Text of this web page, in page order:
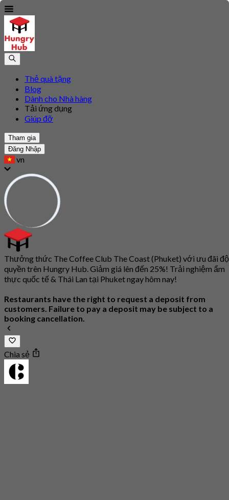
Thẻ quà tặng
Blog
Dành cho Nhà hàng
Tải ứng dụng
Giúp đỡ
Tham gia
Đăng Nhập
vn
Thưởng thức The Coffee Club The Coast (Phuket) với ưu đãi
quyền trên Hungry Hub. Giảm giá lên đến 25%! Trải nghiệm ẩm
thực quốc tế & Thái Lan tại Phuket ngay hôm nay!
Restaurants have the right to request a deposit from
customers. Failure to pay a deposit may be subject to a
booking cancellation.
Chia sẻ